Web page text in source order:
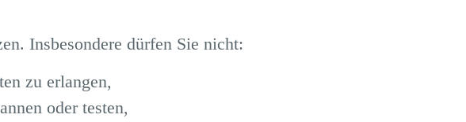
Insbesondere dürfen Sie nicht:
zu erlangen,
oder testen,